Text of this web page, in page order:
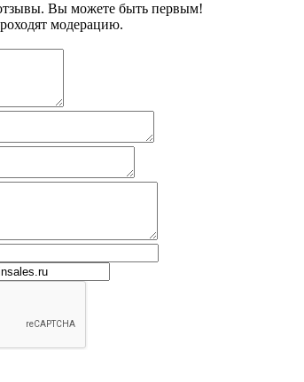
Вы можете быть первым!
модерацию.